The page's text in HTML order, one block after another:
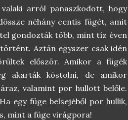
valaki arról panaszkodott, hogy
néhány centis fügét, amit
gondozták több, mint tíz éven
Aztán egyszer csak idén
először. Amikor a fügék
akarták kóstolni, de amikor
valamint por hullott belőle.
egy füge belsejéből por hullik,
mint a füge virágpora!